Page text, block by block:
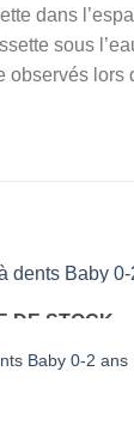
dans
sous
DE STOCK
Baby 0-2 ans